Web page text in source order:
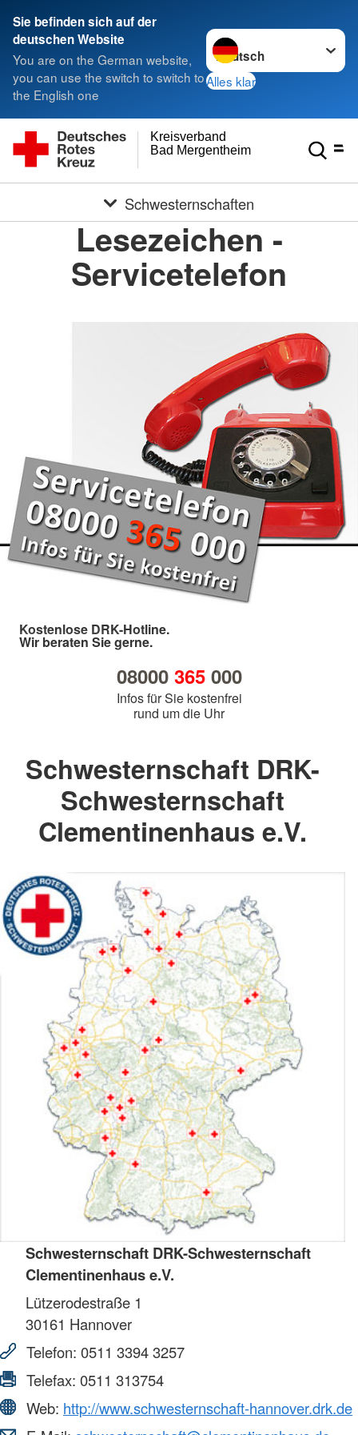
Sie befinden sich auf der
deutschen Website
You are on the German website,
you can use the switch to switch to
the English one
Sprache wechseln zu
Alles klar
Bad Mergentheim e.V.
Kreisverband
Schwesternschaften
Lesezeichen -
Servicetelefon
Kostenlose DRK-Hotline.
Wir beraten Sie gerne.
08000 365000
Infos für Sie kostenfrei
rund um die Uhr
Schwesternschaft DRK-
Schwesternschaft
Clementinenhaus e.V.
Schwesternschaft DRK-Schwesternschaft
Clementinenhaus e.V.
Lützerodestraße 1
30161 Hannover
Telefon: 0511 3394 3257
Telefax: 0511 313754
Web: http://www.schwesternschaft-hannover.drk.de